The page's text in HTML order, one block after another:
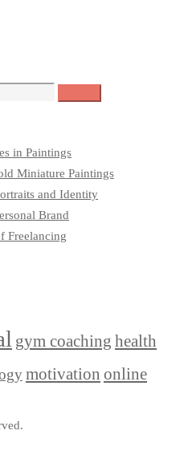
in Paintings
Miniature Paintings
and Identity
Brand
Freelancing
gym coaching health
motivation online